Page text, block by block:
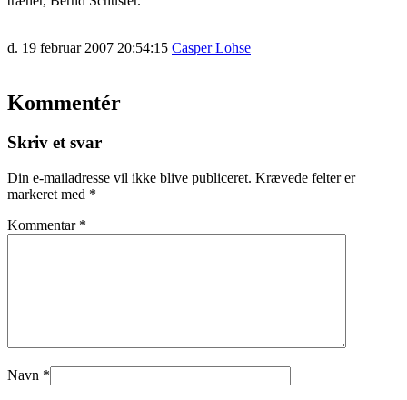
d. 19 februar 2007 20:54:15 Casper Lohse
Kommentér
Skriv et svar
Din e-mailadresse vil ikke blive publiceret. Krævede felter er
markeret med *
Kommentar *
Navn *